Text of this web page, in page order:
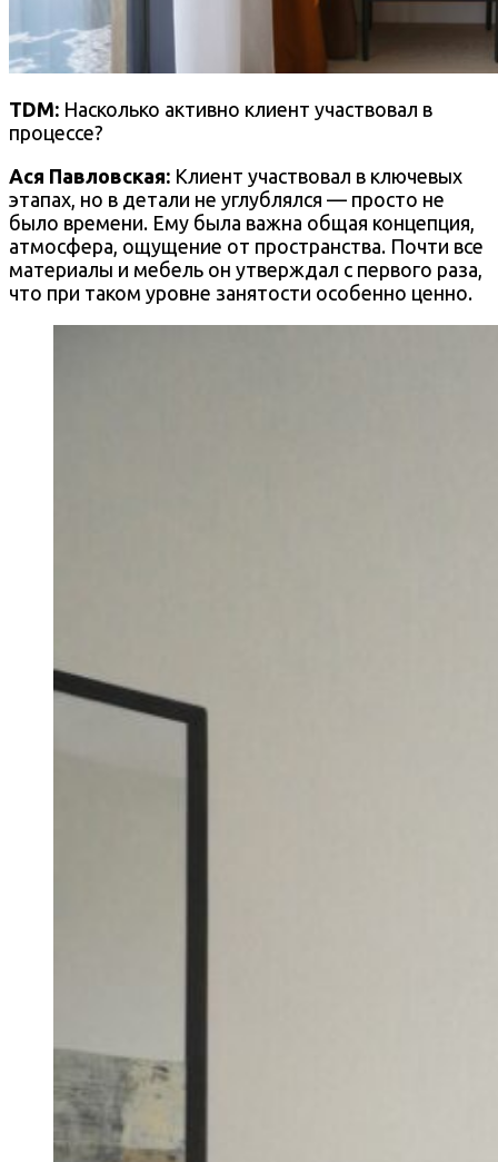
TDM: Насколько активно клиент участвовал в
процессе?
Ася Павловская: Клиент участвовал в ключевых
этапах, но в детали не углублялся — просто не
было времени. Ему была важна общая концепция,
атмосфера, ощущение от пространства. Почти все
материалы и мебель он утверждал с первого раза,
что при таком уровне занятости особенно ценно.